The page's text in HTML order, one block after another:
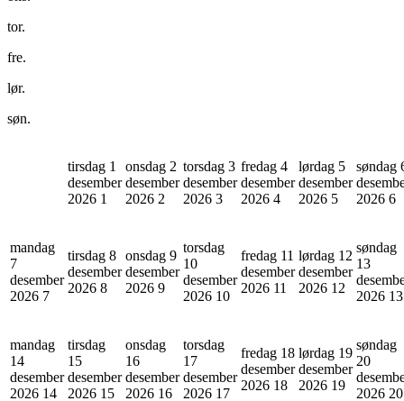
tor.
fre.
lør.
søn.
tirsdag 1
desember
2026 1
onsdag 2
desember
2026 2
torsdag 3
desember
2026 3
fredag 4
desember
2026 4
lørdag 5
desember
2026 5
søndag
2026 6
mandag
7
desember
2026 7
tirsdag 8
desember
2026 8
onsdag 9
desember
2026 9
torsdag
10
desember
2026 10
fredag 11
desember
2026 11
lørdag 12
desember
2026 12
søndag
13
2026 13
mandag
14
desember
2026 14
tirsdag
15
desember
2026 15
onsdag
16
desember
2026 16
torsdag
17
desember
2026 17
fredag 18
desember
2026 18
lørdag 19
desember
2026 19
søndag
20
2026 20